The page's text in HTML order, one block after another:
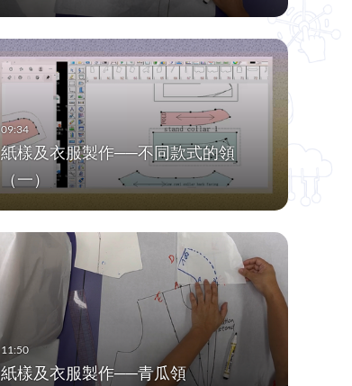
紙樣及衣服製作──不同款式的領
（一）
紙樣及衣服製作──青瓜領